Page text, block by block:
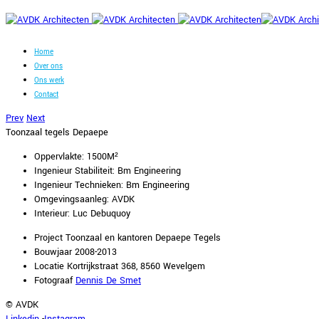
Home
Over ons
Ons werk
Contact
Prev Next
Toonzaal tegels Depaepe
Oppervlakte: 1500M²
Ingenieur Stabiliteit: Bm Engineering
Ingenieur Technieken: Bm Engineering
Omgevingsaanleg: AVDK
Interieur: Luc Debuquoy
Project Toonzaal en kantoren Depaepe Tegels
Bouwjaar 2008-2013
Locatie Kortrijkstraat 368, 8560 Wevelgem
Fotograaf Dennis De Smet
© AVDK